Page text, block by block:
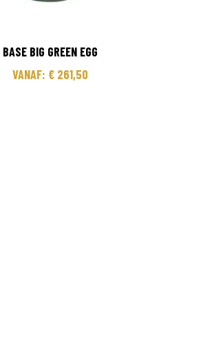
BASE BIG GREEN EGG
VANAF: € 261,50